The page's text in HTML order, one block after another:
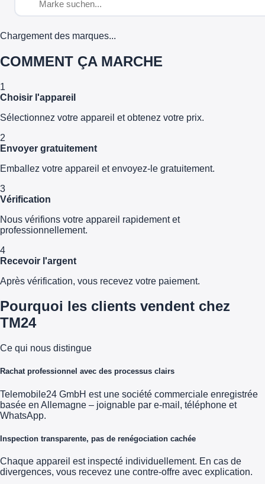
Chargement des marques...
COMMENT ÇA MARCHE
1
Choisir l'appareil
Sélectionnez votre appareil et obtenez votre prix.
2
Envoyer gratuitement
Emballez votre appareil et envoyez-le gratuitement.
3
Vérification
Nous vérifions votre appareil rapidement et
professionnellement.
4
Recevoir l'argent
Après vérification, vous recevez votre paiement.
Pourquoi les clients vendent chez
TM24
Ce qui nous distingue
Rachat professionnel avec des processus clairs
Telemobile24 GmbH est une société commerciale enregistrée
basée en Allemagne – joignable par e-mail, téléphone et
WhatsApp.
Inspection transparente, pas de renégociation cachée
Chaque appareil est inspecté individuellement. En cas de
divergences, vous recevez une contre-offre avec explication.